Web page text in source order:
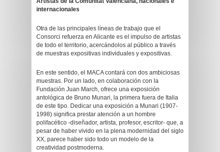
internacionales
Otra de las principales líneas de trabajo que el
Consorci refuerza en Alicante es el impulso de artistas
de todo el territorio, acercándolos al público a través
de muestras expositivas individuales y expositivas.
En este sentido, el MACA contará con dos ambiciosas
muestras. Por un lado, en colaboración con la
Fundación Juan March, ofrece una exposición
antológica de Bruno Munari, la primera fuera de Italia
de este tipo. Dedicar una exposición a Munari (1907-
1998) significa prestar atención a un hombre
polifacético -diseñador, artista, profesor, escritor- que, a
pesar de haber vivido en la plena modernidad del siglo
XX, parece haber sido todo un modelo de la
creatividad postmoderna.